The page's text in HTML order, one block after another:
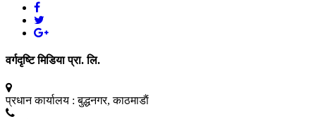
वर्गदृष्टि मिडिया प्रा. लि.
प्रधान कार्यालय : बुद्धनगर, काठमाडाैं